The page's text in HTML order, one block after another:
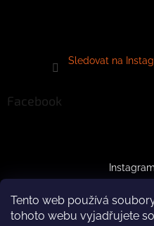
Tento web používá
tohoto webu vyjadřujete
Sledovat na
Facebook
Instagram